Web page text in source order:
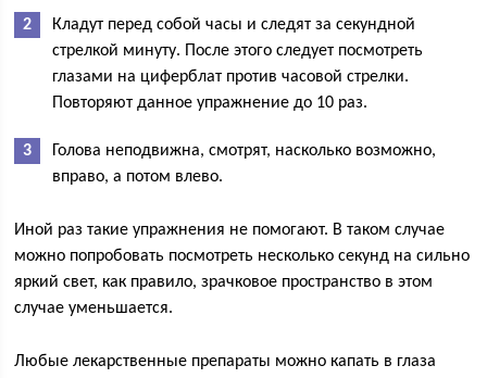
Кладут перед собой часы и следят за секундной
стрелкой минуту. После этого следует посмотреть
глазами на циферблат против часовой стрелки.
Повторяют данное упражнение до 10 раз.
Голова неподвижна, смотрят, насколько возможно,
вправо, а потом влево.
Иной раз такие упражнения не помогают. В таком случае
можно попробовать посмотреть несколько секунд на сильно
яркий свет, как правило, зрачковое пространство в этом
случае уменьшается.
Любые лекарственные препараты можно капать в глаза